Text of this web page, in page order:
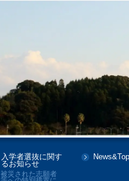
入学者選抜に関す
るお知らせ
被災された志願者